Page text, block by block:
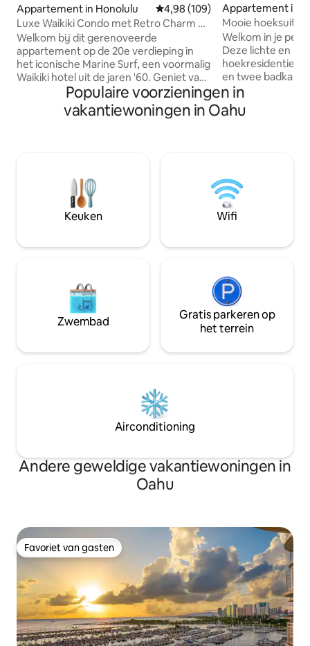
Appartement in Honolulu Gemiddelde beoordeling van
4,98 (109)
Luxe Waikiki Condo met Retro Charm &
GRATIS PARKEREN
Welkom bij dit gerenoveerde
appartement op de 20e verdieping in
het iconische Marine Surf, een voormalig
Waikiki hotel uit de jaren '60. Geniet van
vintage charme met moderne luxe,
waaronder een gedeeltelijk uitzicht op
de oceaan, GRATIS ondergrondse
winkels, restaurants en stranden van
wereldklasse. Met een queensize bed en
een slaapbank is het perfect voor
koppels of gezinnen. Reserveer vandaag
essentie van Waikiki's eilandluxe.
Appartement in
Mooie hoeksuite
slaapkamers/2
Welkom in je
Deze lichte en
hoekresidentie
en twee
biedt de ideale
het eilandleven.
vierkante voet
prachtig uitzicht
stad. Op slechts
van het strand,
restaurants van
Populaire voorzieningen in
vakantiewoningen in Oahu
Keuken Wifi
Zwembad
Gratis parkeren op
het terrein
Airconditioning
Andere geweldige vakantiewoningen in
Oahu
Favoriet van gasten
Favoriet van gasten